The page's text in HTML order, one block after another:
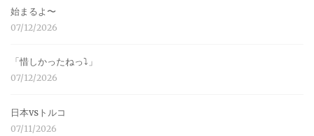
始まるよ〜
07/12/2026
「惜しかったねっ⤵︎」
07/12/2026
日本vsトルコ
07/11/2026